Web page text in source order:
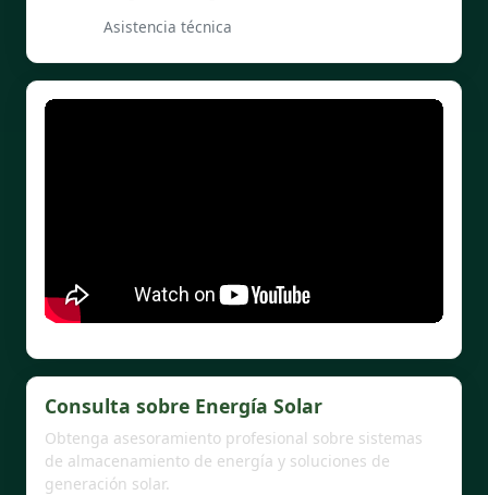
Asistencia técnica
Consulta sobre Energía Solar
Obtenga asesoramiento profesional sobre sistemas
de almacenamiento de energía y soluciones de
generación solar.